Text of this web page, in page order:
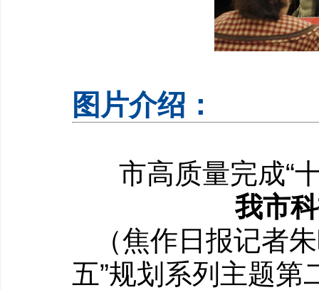
图片介绍：
市高质量完成“
我市
（焦作日报记者
五”规划系列主题